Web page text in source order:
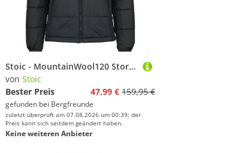
Stoic - MountainWool120 StorboSt II Jacket - Isolationsjacke Gr 4XL schwarz
von Stoic
Bester Preis
47,99 € 159,95 €
gefunden bei Bergfreunde
zuletzt überprüft am 07.08.2026 um 00:39; der
Preis kann sich seitdem geändert haben.
Keine weiteren Anbieter